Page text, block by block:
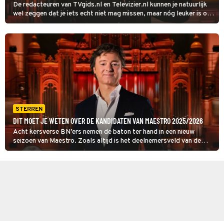
De redacteuren van TVgids.nl en Televizier.nl kunnen je natuurlijk
wel zeggen dat je iets echt niet mag missen, maar nóg leuker is om
het rechtstreeks van de tv-sterren zelf te horen. Vandaag geeft
Hans Klok het startschot.
STERREN
DIT MOET JE WETEN OVER DE KANDIDATEN VAN MAESTRO 2025/2026
Acht kersverse BN’ers nemen de baton ter hand in een nieuw
seizoen van Maestro. Zoals altijd is het deelnemersveld van de
dirigeerwedstrijd divers. En: elke hobbydirigent heeft zijn eigen